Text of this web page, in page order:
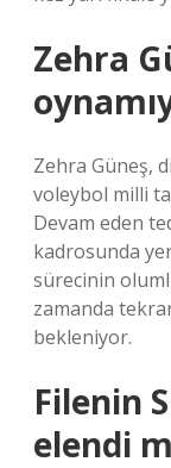
Zehra
Zehra Güneş,
voleybol milli
Devam eden
kadrosunda
sürecinin
zamanda
bekleniyor.
Filenin
elendi